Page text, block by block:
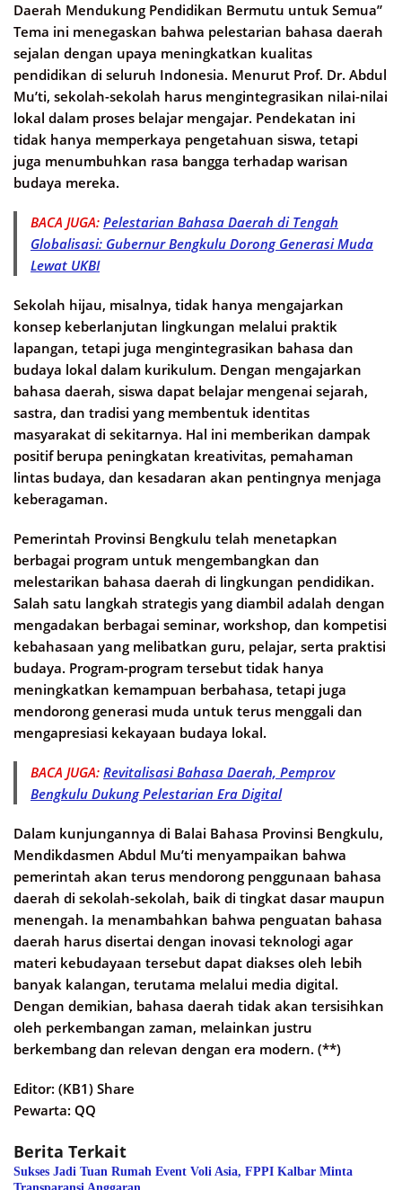
Daerah Mendukung Pendidikan Bermutu untuk Semua”
Tema ini menegaskan bahwa pelestarian bahasa daerah
sejalan dengan upaya meningkatkan kualitas
pendidikan di seluruh Indonesia. Menurut Prof. Dr. Abdul
Mu’ti, sekolah-sekolah harus mengintegrasikan nilai-nilai
lokal dalam proses belajar mengajar. Pendekatan ini
tidak hanya memperkaya pengetahuan siswa, tetapi
juga menumbuhkan rasa bangga terhadap warisan
budaya mereka.
BACA JUGA: Pelestarian Bahasa Daerah di Tengah
Globalisasi: Gubernur Bengkulu Dorong Generasi Muda
Lewat UKBI
Sekolah hijau, misalnya, tidak hanya mengajarkan
konsep keberlanjutan lingkungan melalui praktik
lapangan, tetapi juga mengintegrasikan bahasa dan
budaya lokal dalam kurikulum. Dengan mengajarkan
bahasa daerah, siswa dapat belajar mengenai sejarah,
sastra, dan tradisi yang membentuk identitas
masyarakat di sekitarnya. Hal ini memberikan dampak
positif berupa peningkatan kreativitas, pemahaman
lintas budaya, dan kesadaran akan pentingnya menjaga
keberagaman.
Pemerintah Provinsi Bengkulu telah menetapkan
berbagai program untuk mengembangkan dan
melestarikan bahasa daerah di lingkungan pendidikan.
Salah satu langkah strategis yang diambil adalah dengan
mengadakan berbagai seminar, workshop, dan kompetisi
kebahasaan yang melibatkan guru, pelajar, serta praktisi
budaya. Program-program tersebut tidak hanya
meningkatkan kemampuan berbahasa, tetapi juga
mendorong generasi muda untuk terus menggali dan
mengapresiasi kekayaan budaya lokal.
BACA JUGA: Revitalisasi Bahasa Daerah, Pemprov
Bengkulu Dukung Pelestarian Era Digital
Dalam kunjungannya di Balai Bahasa Provinsi Bengkulu,
Mendikdasmen Abdul Mu’ti menyampaikan bahwa
pemerintah akan terus mendorong penggunaan bahasa
daerah di sekolah-sekolah, baik di tingkat dasar maupun
menengah. Ia menambahkan bahwa penguatan bahasa
daerah harus disertai dengan inovasi teknologi agar
materi kebudayaan tersebut dapat diakses oleh lebih
banyak kalangan, terutama melalui media digital.
Dengan demikian, bahasa daerah tidak akan tersisihkan
oleh perkembangan zaman, melainkan justru
berkembang dan relevan dengan era modern. (**)
Editor: (KB1) Share
Pewarta: QQ
Berita Terkait
Sukses Jadi Tuan Rumah Event Voli Asia, FPPI Kalbar Minta